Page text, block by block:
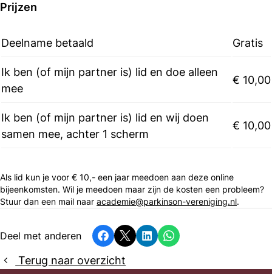
Prijzen
Deelname betaald Gratis
Ik ben (of mijn partner is) lid en doe alleen
mee
€ 10,00
Ik ben (of mijn partner is) lid en wij doen
samen mee, achter 1 scherm
€ 10,00
Als lid kun je voor € 10,- een jaar meedoen aan deze online
bijeenkomsten. Wil je meedoen maar zijn de kosten een probleem?
Stuur dan een mail naar academie@parkinson-vereniging.nl.
Deel met anderen Facebook
X LinkedInWhatsapp
Terug naar overzicht